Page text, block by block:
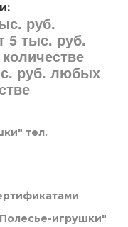
руб.
5 тыс. руб.
руб. любых
тел.
игрушки"